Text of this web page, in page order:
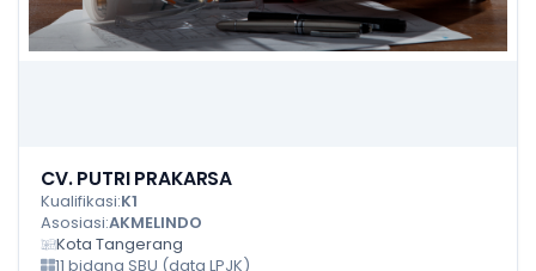
CV. PUTRI PRAKARSA
Kualifikasi:K1
Asosiasi:AKMELINDO
Kota Tangerang
11 bidang SBU (data LPJK)